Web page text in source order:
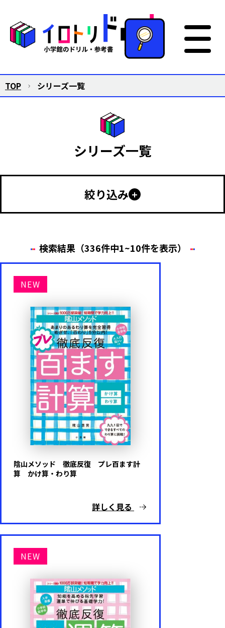
TOP シリーズ一覧
シリーズ一覧
絞り込み
1歳
4歳
5歳
内容
もじ・ことば
かず
めいろ
知育・育脳
えいご
プログラミング
検索結果（336件中1~10件を表示）
NEW
陰山メソッド 徹底反復 プレ百ます計
算 かけ算・わり算
詳しく見る
NEW